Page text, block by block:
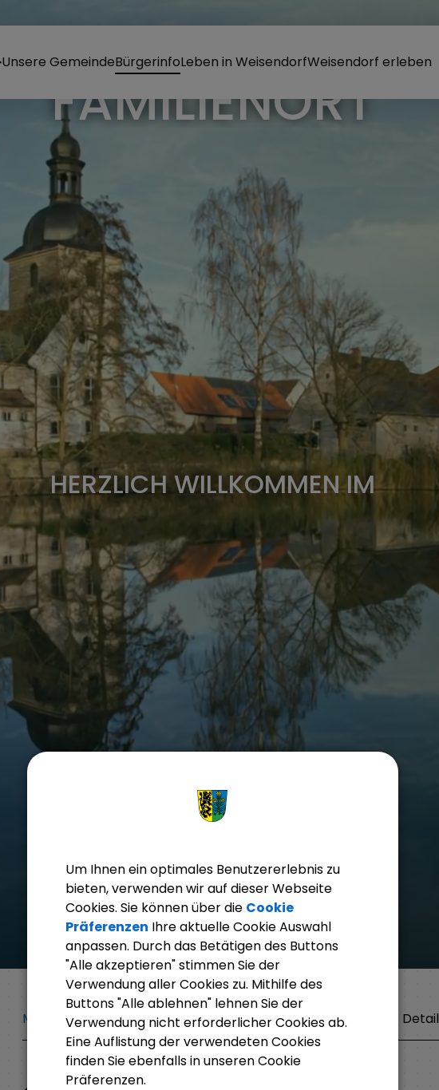
Unsere GemeindeBürgerinfoLeben in WeisendorfWeisendorf erleben
HERZLICH WILLKOMMEN IM
FAMILIENORT
Markt Weisendorf Bürgerinfo Rathaus Ihr Anliegen Detail
Um Ihnen ein optimales Benutzererlebnis zu
bieten, verwenden wir auf dieser Webseite
Cookies. Sie können über die Cookie
Präferenzen Ihre aktuelle Cookie Auswahl
anpassen. Durch das Betätigen des Buttons
"Alle akzeptieren" stimmen Sie der
Verwendung aller Cookies zu. Mithilfe des
Buttons "Alle ablehnen" lehnen Sie der
Verwendung nicht erforderlicher Cookies ab.
Eine Auflistung der verwendeten Cookies
finden Sie ebenfalls in unseren Cookie
Präferenzen.